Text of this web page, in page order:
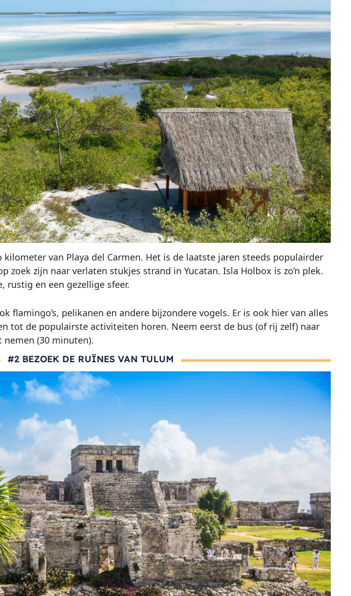
kilometer van Playa del Carmen. Het is de laatste jaren steeds populairder
zoek zijn naar verlaten stukjes strand in Yucatan. Isla Holbox is zo’n plek.
rustig en een gezellige sfeer.
flamingo’s, pelikanen en andere bijzondere vogels. Er is ook hier van alles
tot de populairste activiteiten horen. Neem eerst de bus (of rij zelf) naar
nemen (30 minuten).
#2 BEZOEK DE RUÏNES VAN TULUM